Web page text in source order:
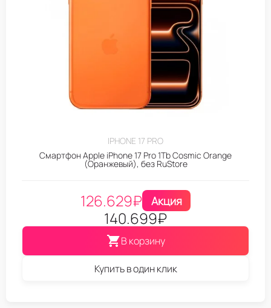
IPHONE 17 PRO
Смартфон Apple iPhone 17 Pro 1Tb Cosmic Orange
(Оранжевый), без RuStore
126.629₽ Акция
140.699₽
В корзину
Купить в один клик